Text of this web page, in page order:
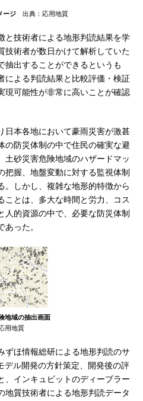
ージ 出典：応用地質
技術者による地形判読結果を学
技術者が数日かけて解析していた
抽出することができるというも
による判読結果と比較評価・検証
現可能性が非常に高いことが確認
本各地において豪雨災害が激甚
の防災体制の中で住民の確実な避
土砂災害危険地域のハザードマッ
把握、地盤変動に対する監視体制
。しかし、複雑な地形的特徴から
ことは、多大な時間と労力、コス
人的資源の中で、必要な防災体制
った。
地域の抽出画面
用地質
ほ情報総研による地形判読のサ
デル開発の方針策定、開発後の評
、インキュビットのディープラー
地質技術者による地形判読データ